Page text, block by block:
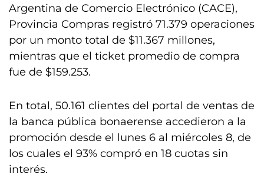
Argentina de Comercio Electrónico (CACE),
Provincia Compras registró 71.379 operaciones
por un monto total de $11.367 millones,
mientras que el ticket promedio de compra
fue de $159.253.
En total, 50.161 clientes del portal de ventas de
la banca pública bonaerense accedieron a la
promoción desde el lunes 6 al miércoles 8, de
los cuales el 93% compró en 18 cuotas sin
interés.